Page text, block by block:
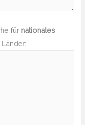
für nationales